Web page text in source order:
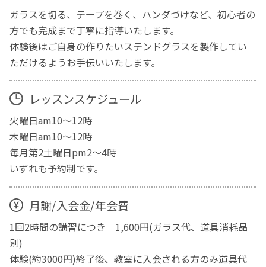
ガラスを切る、テープを巻く、ハンダづけなど、初心者の
方でも完成まで丁寧に指導いたします。
体験後はご自身の作りたいステンドグラスを製作してい
ただけるようお手伝いいたします。
レッスンスケジュール
火曜日am10～12時
木曜日am10～12時
毎月第2土曜日pm2～4時
いずれも予約制です。
月謝/入会金/年会費
1回2時間の講習につき 1,600円(ガラス代、道具消耗品
別)
体験(約3000円)終了後、教室に入会される方のみ道具代